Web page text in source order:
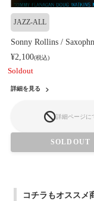
JAZZ-ALL
Sonny Rollins /
¥2,100(税込)
Soldout
詳細を見る
詳細ページに
SOLDOUT
コチラもオススメ